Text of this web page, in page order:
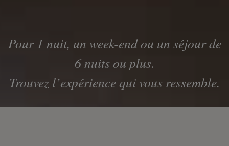
Pour 1 nuit, un week-end ou un séjour de
6 nuits ou plus.
Trouvez l’expérience qui vous ressemble.